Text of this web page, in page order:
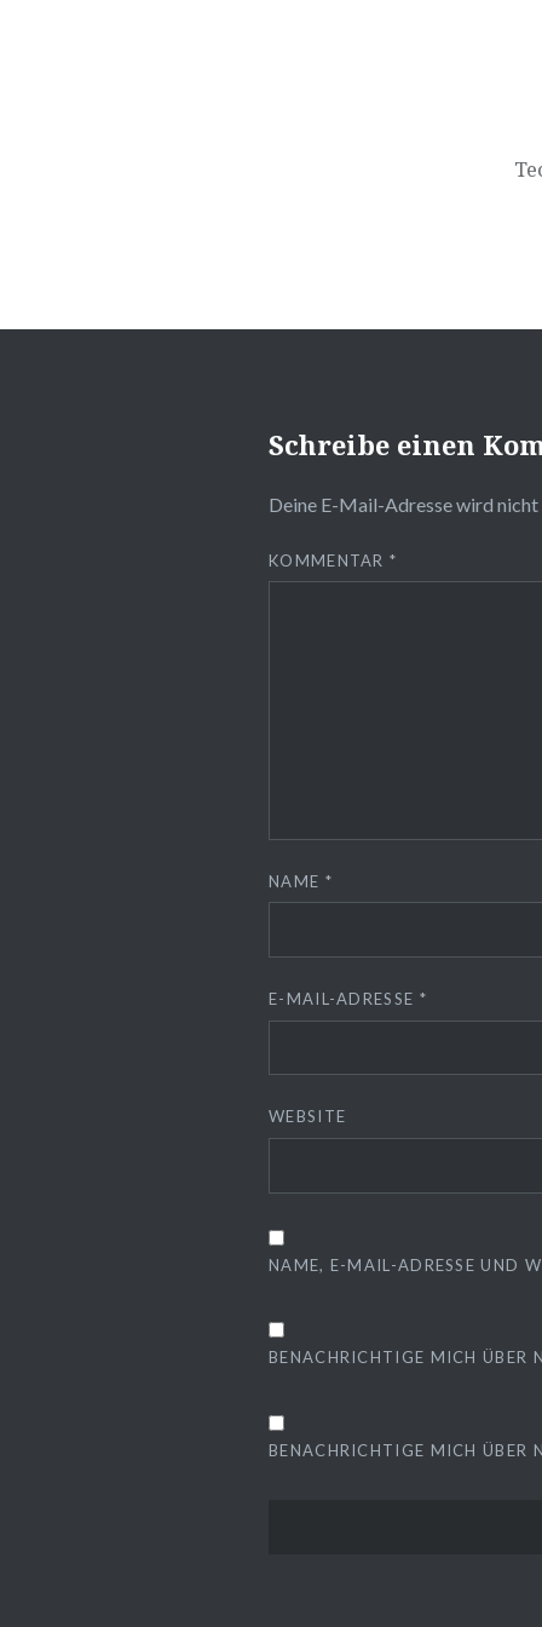
Schreibe einen
Deine E-Mail-Adresse wird
KOMMENTAR*
NAME *
E-MAIL-ADRESSE *
WEBSITE
NAME, E-MAIL-ADRESSE UND
BENACHRICHTIGE MICH ÜBER
BENACHRICHTIGE MICH ÜBER